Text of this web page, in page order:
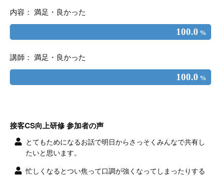
内容： 満足・良かった
100.0 %
講師： 満足・良かった
100.0 %
接客CS向上研修 参加者の声
とてもためになるお話で明日からさっそくみんなで共有し
たいと思います。
忙しくなるとつい焦って口調が強くなってしまったりする